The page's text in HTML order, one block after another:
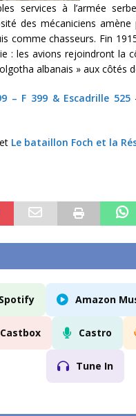
services à l’armée
des mécaniciens
comme chasseurs. Fin
: les avions rejoindront la
albanais » aux côtés
– F 399 & Escadrille 525
et Le bataillon Foch et la
Spotify Amazon
Castbox Castro
Tune In